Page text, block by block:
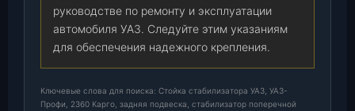
руководстве по ремонту и эксплуатации
автомобиля УАЗ. Следуйте этим указаниям
для обеспечения надежного крепления.
Ключевые слова для поиска: Стойка стабилизатора УАЗ, УАЗ-
Профи, 2360 Карго, задняя подвеска, стабилизатор поперечной